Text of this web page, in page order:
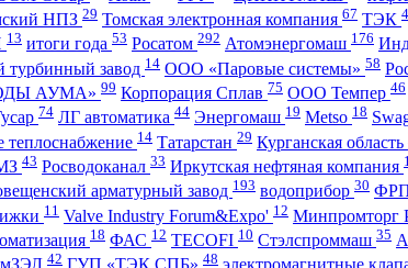
НПЗ 29 Томская электронная компания 67 ТЭК
13 итоги года 53 Росатом 292 Атомэнергомаш 176
турбинный завод 14 ООО «Паровые системы» 58
АУМА» 99 Корпорация Сплав 75 ООО Темпер 46
74 ЛГ автоматика 44 Энергомаш 19 Metso 18
теплоснабжение 14 Татарстан 29 Курганская область
43 Росводоканал 33 Иркутская нефтяная компания
арматурный завод 193 водоприбор 30
11 Valve Industry Forum&Expo' 12 Минпромторг
18 ФАС 12 TECOFI 10 Стэлспроммаш 35
42 48